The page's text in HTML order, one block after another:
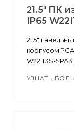
21.5" ПК
IP65
21.5"
корпусом
W22IT3S-SPA3
УЗНАТЬ